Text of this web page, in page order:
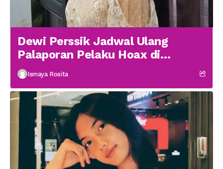
Dewi Perssik Jadwal Ulang
Palaporan Pelaku Hoax di
Medsos
Ismaya Rosita